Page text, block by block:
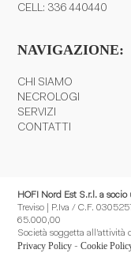
CELL: 336 440440
NAVIGAZIONE:
CHI SIAMO
NECROLOGI
SERVIZI
CONTATTI
HOFI Nord Est S.r.l. a socio
Treviso | P.Iva / C.F.
65.000,00
Società soggetta
Privacy Policy -Cookie